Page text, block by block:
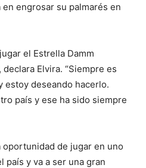
engrosar su palmarés en
el Estrella Damm
Elvira. “Siempre es
estoy deseando hacerlo.
país y ese ha sido siempre
de jugar en uno
país y va a ser una gran